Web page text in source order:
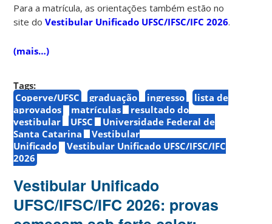
Para a matrícula, as orientações também estão no
site doVestibular Unificado UFSC/IFSC/IFC 2026.
(mais…)
Tags:
Coperve/UFSC
graduação ingresso
lista de
aprovados
matrículas
resultado do
vestibular
UFSC
Universidade Federal de
Santa Catarina
Vestibular
Unificado
Vestibular Unificado UFSC/IFSC/IFC
2026
Vestibular Unificado
UFSC/IFSC/IFC 2026: provas